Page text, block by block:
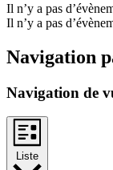
Il n’y a pas
Il n’y a pas
Navigation
Navigation de
Liste